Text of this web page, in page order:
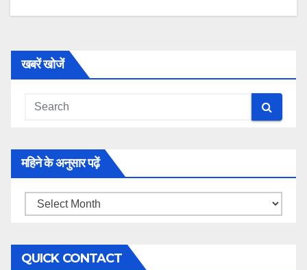
खबरें खोजें
महिने के अनुसार पढ़ें
महिने
अनुसार
पढ़ें
QUICK CONTACT